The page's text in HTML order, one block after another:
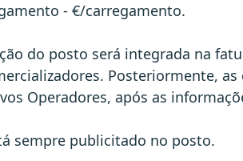
- €/carregamento.
do posto será integrada na
Posteriormente,
Operadores, após as
sempre publicitado no posto.